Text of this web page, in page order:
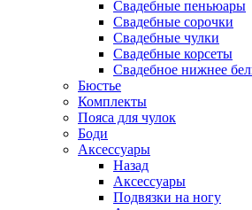
Свадебные пеньюары
Свадебные сорочки
Свадебные чулки
Свадебные корсеты
Свадебное нижнее
Бюстье
Комплекты
Пояса для чулок
Боди
Аксессуары
Назад
Аксессуары
Подвязки на ногу